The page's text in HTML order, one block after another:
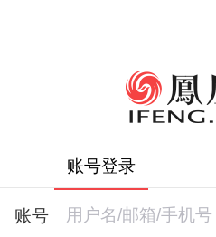
账号登录
账号